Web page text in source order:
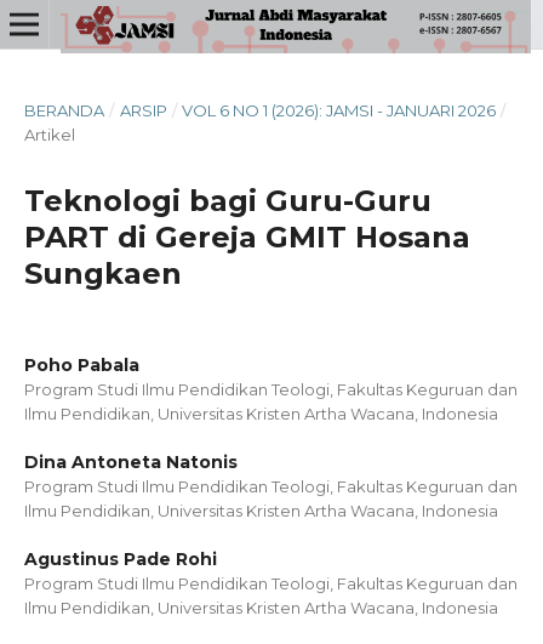
BERANDA / ARSIP / VOL 6 NO 1 (2026): JAMSI - JANUARI 2026 /
Artikel
Teknologi bagi Guru-Guru
PART di Gereja GMIT Hosana
Sungkaen
Poho Pabala
Program Studi Ilmu Pendidikan Teologi, Fakultas Keguruan dan
Ilmu Pendidikan, Universitas Kristen Artha Wacana, Indonesia
Dina Antoneta Natonis
Program Studi Ilmu Pendidikan Teologi, Fakultas Keguruan dan
Ilmu Pendidikan, Universitas Kristen Artha Wacana, Indonesia
Agustinus Pade Rohi
Program Studi Ilmu Pendidikan Teologi, Fakultas Keguruan dan
Ilmu Pendidikan, Universitas Kristen Artha Wacana, Indonesia